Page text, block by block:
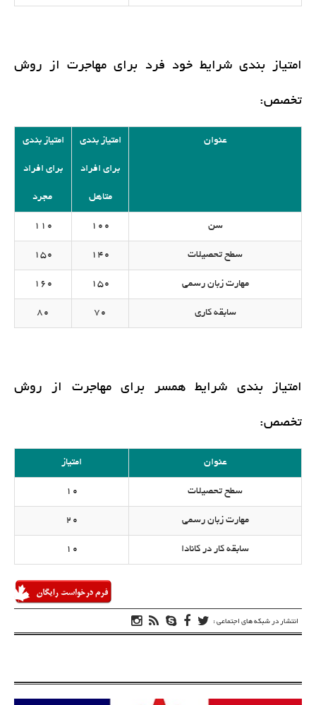
امتیاز بندی شرایط خود فرد برای مهاجرت از روش
تخصص:
عنوان امتیاز بندی
برای افراد
متاهل
امتیاز بندی
برای افراد
مجرد
سن 100
110
سطح تحصیلات 140
150
مهارت زبان رسمی 150
160
سابقه کاری 70
80
امتیاز بندی شرایط همسر برای مهاجرت از روش
تخصص:
عنوان امتیاز
سطح تحصیلات 10
مهارت زبان رسمی 20
سابقه کار در کانادا 10
انتشار در شبکه های اجتماعی :